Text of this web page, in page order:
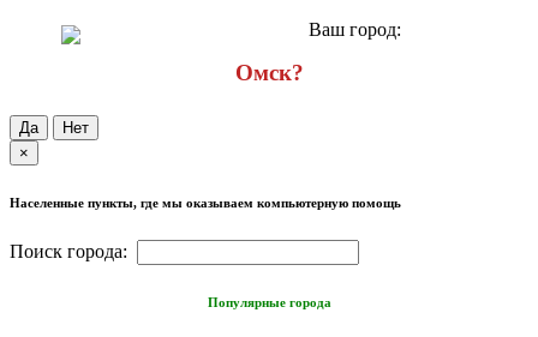
Ваш город:
Омск?
Да
Нет
×
Населенные пункты, где мы оказываем компьютерную помощь
Поиск города:
Популярные города